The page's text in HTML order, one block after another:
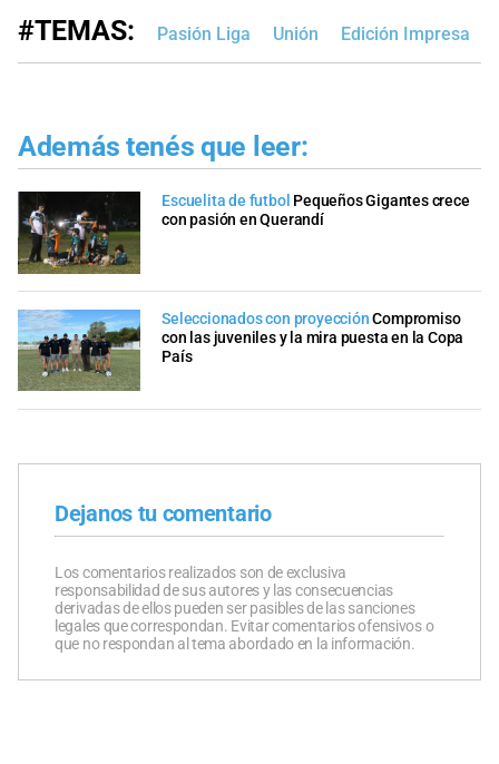
#TEMAS: Pasión Liga Unión Edición Impresa
Además tenés que leer:
Escuelita de futbol Pequeños Gigantes crece
con pasión en Querandí
Seleccionados con proyección Compromiso
con las juveniles y la mira puesta en la Copa
País
Dejanos tu comentario
Los comentarios realizados son de exclusiva
responsabilidad de sus autores y las consecuencias
derivadas de ellos pueden ser pasibles de las sanciones
legales que correspondan. Evitar comentarios ofensivos o
que no respondan al tema abordado en la información.